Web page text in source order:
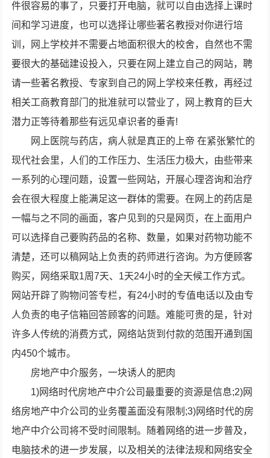
件很容易的事了，只要打开电脑，就可以自由选择上课时
间和学习进度，也可以选择让哪些著名教授对你进行培
训，网上学校并不需要占地面积很大的校舍，自然也不需
要很大的基础建设投入，只要在网上建立自己的网站，聘
请一些著名教授、专家到自己的网上学校来任教，再经过
相关工商教育部门的批准就可以营业了，网上教育的巨大
潜力正等待着那些有远见卓识者的垂青!
网上医院与药店，病人就是真正的上帝 在紧张繁忙的
现代社会里，人们的工作压力、生活压力极大，由些带来
一系列的心理问题，设置一些网站，开展心理咨询和治疗
会在很大程度上能满足这一群体的需要。在网上的药店是
一幅与之不同的画面，客户见到的只是网页，在上面用户
可以选择自己要购药品的名称、数量，如果对药物功能不
清楚，还可以稿网站上负责的药师进行咨询。为方便顾客
购买，网络采取1周7天、1天24小时的全天候工作方式。
网站开辟了购物问答专栏，有24小时的专值电话以及由专
人负责的电子信箱回答顾客的问题。难能可贵的是，针对
许多人传统的消费方式，网络站货到付款的范围开通到国
内450个城市。
房地产中介服务，一块诱人的肥肉
1)网络时代房地产中介公司最重要的资源是信息;2)网
络房地产中介公司的业务覆盖面没有限制;3)网络时代的房
地产中介公司将不受时间限制。随着网络的进一步普及，
电脑技术的进一步发展，以及相关的法律法规和网络安全